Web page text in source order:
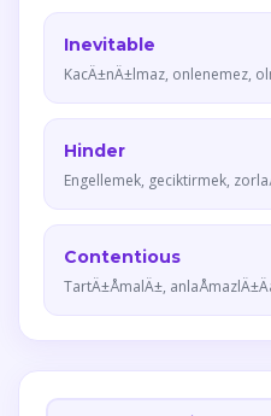
Inevitable
KacÄ±nÄ±lmaz, onlenemez,
Hinder
Engellemek, geciktirmek,
Contentious
TartÄ±ÅmalÄ±,